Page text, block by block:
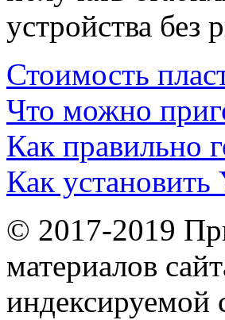
устройства без
Стоимость
Что можно
Как правильно
Как установить
© 2017-2019
материалов
индексируемой